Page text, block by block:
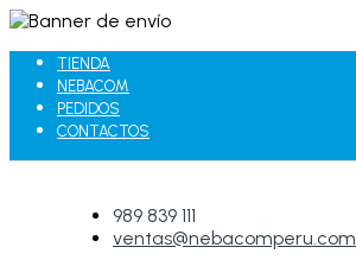
TIENDA
NEBACOM
PEDIDOS
CONTACTOS
989 839 111
ventas@nebacomperu.com